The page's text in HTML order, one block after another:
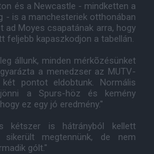
és a Newcastle - mindketten a
- is a manchesteriek otthonában
ad Moyes csapatának arra, hogy
feljebb kapaszkodjon a tabellán.
állunk, minden mérkõzésünket
a menedzser az MUTV-
pontot eldobtunk. Normális
a Spurs-höz és kemény
ez egy jó eredmény."
kétszer is hátrányból kellett
sikerült megtennünk, de nem
gólt."